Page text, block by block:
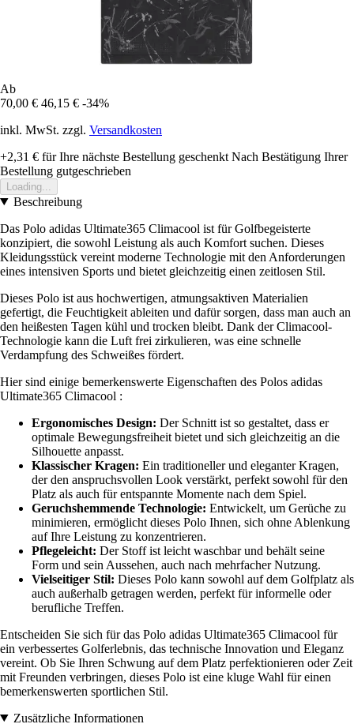
Ab
70,00 € 46,15 € -34%
inkl. MwSt. zzgl. Versandkosten
+2,31 € für Ihre nächste Bestellung geschenkt Nach Bestätigung Ihrer
Bestellung gutgeschrieben
Loading...
Beschreibung
Das Polo adidas Ultimate365 Climacool ist für Golfbegeisterte
konzipiert, die sowohl Leistung als auch Komfort suchen. Dieses
Kleidungsstück vereint moderne Technologie mit den Anforderungen
eines intensiven Sports und bietet gleichzeitig einen zeitlosen Stil.
Dieses Polo ist aus hochwertigen, atmungsaktiven Materialien
gefertigt, die Feuchtigkeit ableiten und dafür sorgen, dass man auch an
den heißesten Tagen kühl und trocken bleibt. Dank der Climacool-
Technologie kann die Luft frei zirkulieren, was eine schnelle
Verdampfung des Schweißes fördert.
Hier sind einige bemerkenswerte Eigenschaften des Polos adidas
Ultimate365 Climacool :
Ergonomisches Design: Der Schnitt ist so gestaltet, dass er
optimale Bewegungsfreiheit bietet und sich gleichzeitig an die
Silhouette anpasst.
Klassischer Kragen: Ein traditioneller und eleganter Kragen,
der den anspruchsvollen Look verstärkt, perfekt sowohl für den
Platz als auch für entspannte Momente nach dem Spiel.
Geruchshemmende Technologie: Entwickelt, um Gerüche zu
minimieren, ermöglicht dieses Polo Ihnen, sich ohne Ablenkung
auf Ihre Leistung zu konzentrieren.
Pflegeleicht: Der Stoff ist leicht waschbar und behält seine
Form und sein Aussehen, auch nach mehrfacher Nutzung.
Vielseitiger Stil: Dieses Polo kann sowohl auf dem Golfplatz als
auch außerhalb getragen werden, perfekt für informelle oder
berufliche Treffen.
Entscheiden Sie sich für das Polo adidas Ultimate365 Climacool für
ein verbessertes Golferlebnis, das technische Innovation und Eleganz
vereint. Ob Sie Ihren Schwung auf dem Platz perfektionieren oder Zeit
mit Freunden verbringen, dieses Polo ist eine kluge Wahl für einen
bemerkenswerten sportlichen Stil.
Zusätzliche Informationen